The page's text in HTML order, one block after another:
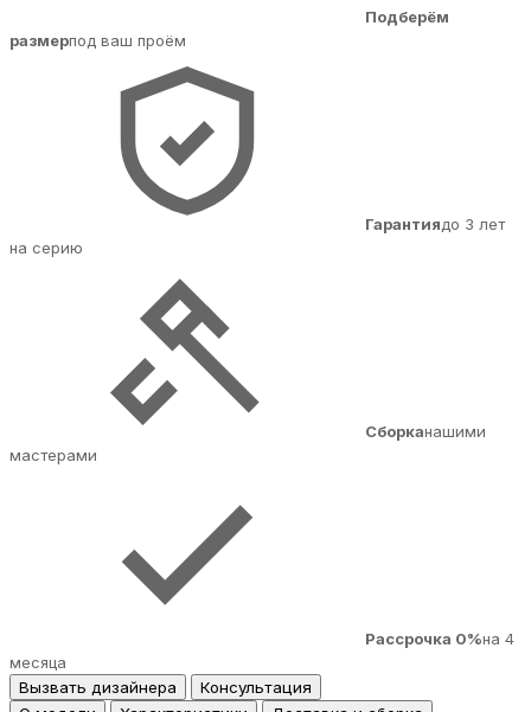
Подберём
размерпод ваш проём
Гарантиядо 3 лет
на серию
Сборканашими
мастерами
Рассрочка 0%на 4
месяца
Вызвать дизайнера
Консультация